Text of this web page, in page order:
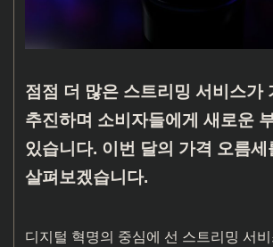
점점 더 많은 스트리밍 서비스가
추진하며 소비자들에게 새로운
있습니다. 이번 달의 가격 오름세
살펴보겠습니다.
디지털 혁명의 중심에 선 스트리밍 서